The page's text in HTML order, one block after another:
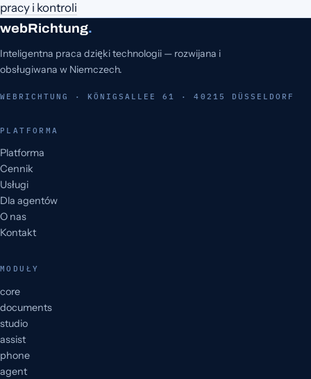
pracy i kontroli
webRichtung.
Inteligentna praca dzięki technologii — rozwijana i
obsługiwana w Niemczech.
WEBRICHTUNG · KÖNIGSALLEE 61 · 40215 DÜSSELDORF
PLATFORMA
Platforma
Cennik
Usługi
Dla agentów
O nas
Kontakt
MODUŁY
core
documents
studio
assist
phone
agent